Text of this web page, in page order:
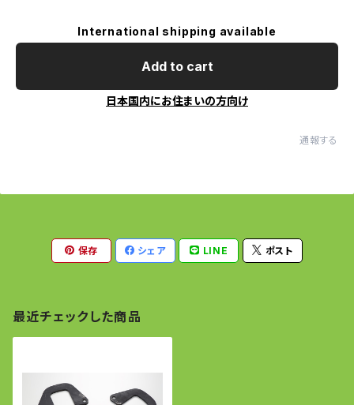
International shipping available
Add to cart
日本国内にお住まいの方向け
通報する
保存 シェア LINE ポスト
最近チェックした商品